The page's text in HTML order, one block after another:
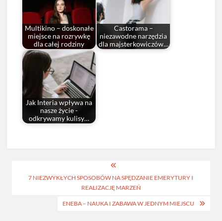
Multikino – doskonałe
miejsce na rozrywkę
dla całej rodziny
Castorama –
niezawodne narzędzia
dla majsterkowiczów…
Jak Interia wpływa na
nasze życie -
odkrywamy kulisy…
wpisu
7 NIEZWYKŁYCH SPOSOBÓW NA SPĘDZANIE EMERYTURY I
REALIZACJĘ MARZEŃ
ENEBA – NAUKA I ZABAWA W JEDNYM MIEJSCU